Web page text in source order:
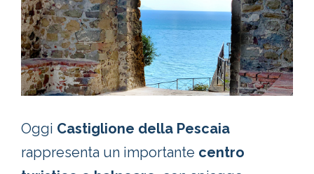
Oggi Castiglione della Pescaia
rappresenta un importante centro